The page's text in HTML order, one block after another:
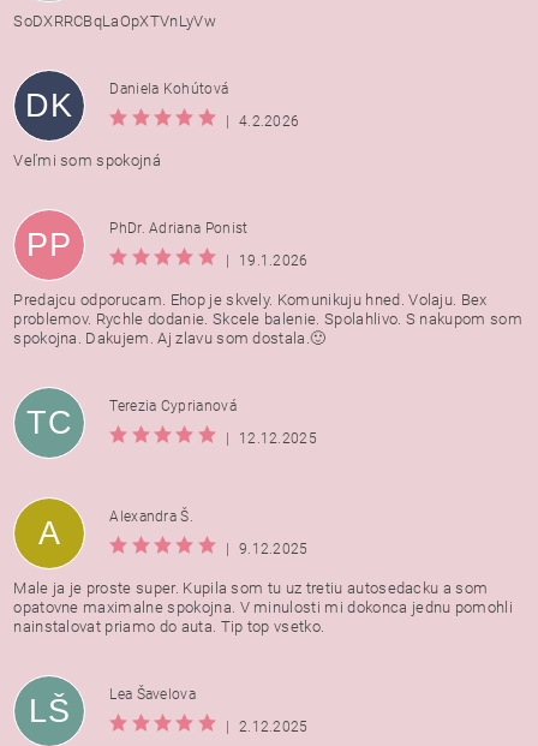
SoDXRRCBqLaOpXTVnLyVw
DK
Daniela Kohútová
|
4.2.2026
Veľmi som spokojná
PP
PhDr. Adriana Ponist
|
19.1.2026
Predajcu odporucam. Ehop je skvely. Komunikuju hned. Volaju. Bex
problemov. Rychle dodanie. Skcele balenie. Spolahlivo. S nakupom som
spokojna. Dakujem. Aj zlavu som dostala.🙂
TC
Terezia Cyprianová
|
12.12.2025
A
Alexandra Š.
|
9.12.2025
Male ja je proste super. Kupila som tu uz tretiu autosedacku a som
opatovne maximalne spokojna. V minulosti mi dokonca jednu pomohli
nainstalovat priamo do auta. Tip top vsetko.
LŠ
Lea Šavelova
|
2.12.2025